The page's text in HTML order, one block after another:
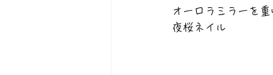
オーロラミラーを
夜桜ネイル